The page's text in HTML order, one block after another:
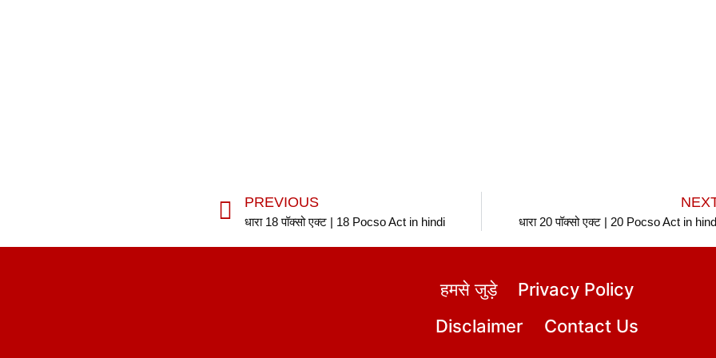
PREVIOUS
धारा 18 पॉक्सो एक्ट | 18 Pocso Act in hindi धारा 20 पॉक्सो एक्ट | 20 Pocso Act in
हमसे जुड़े
Privacy Policy
Disclaimer
Contact Us